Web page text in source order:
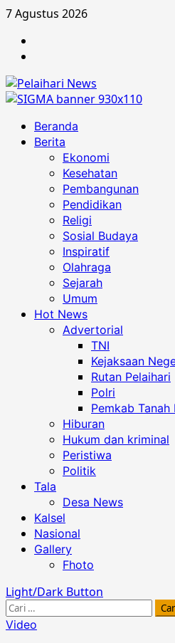
Skip
content
7 Agustus 2026
Primary
Menu
Beranda
Berita
Ekonomi
Kesehatan
Pembangunan
Pendidikan
Religi
Sosial Budaya
Inspiratif
Olahraga
Sejarah
Umum
Hot News
Advertorial
TNI
Kejaksaan
Rutan Pelaihari
Polri
Pemkab Tanah
Hiburan
Hukum dan kriminal
Peristiwa
Politik
Tala
Desa News
Kalsel
Nasional
Gallery
Fhoto
Light/Dark Button
Cari
untuk:
Video